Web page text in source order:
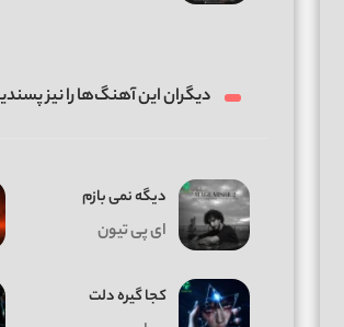
دیگران این آهنگ‌ها را نیز
دیگه نمی بازم
ای پی تیون
کجا گیره دلت